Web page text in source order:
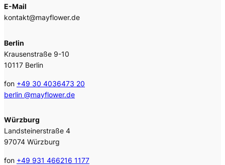
E-Mail
kontakt@mayflower.de
Berlin
Krausenstraße 9-10
10117 Berlin
fon +49 30 4036473 20
berlin @mayflower.de
Würzburg
Landsteinerstraße 4
97074 Würzburg
fon +49 931 466216 1177